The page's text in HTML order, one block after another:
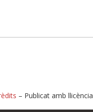
– Publicat amb llicència